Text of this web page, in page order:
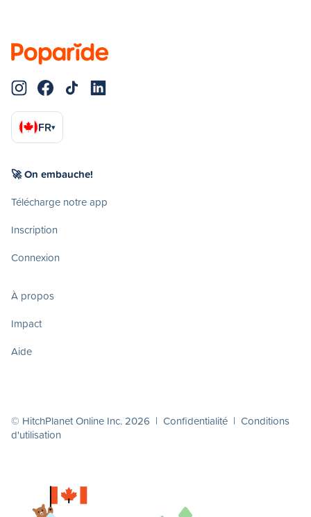
FR▾
🚀 On embauche!
Télécharge notre app
Inscription
Connexion
À propos
Impact
Aide
© HitchPlanet Online Inc. 2026 | Confidentialité | Conditions
d'utilisation